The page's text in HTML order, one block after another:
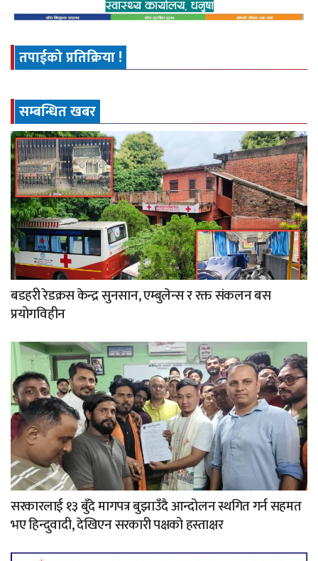
तपाईको प्रतिक्रिया !
सम्बन्धित खबर
बडहरी रेडक्रस केन्द्र सुनसान, एम्बुलेन्स र रक्त संकलन बस
प्रयोगविहीन
सरकारलाई १३ बुँदे मागपत्र बुझाउँदै आन्दोलन स्थगित गर्न सहमत
भए हिन्दुवादी, देखिएन सरकारी पक्षको हस्ताक्षर